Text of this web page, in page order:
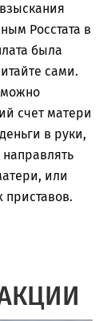
Росстата в
была
сами.
счет матери
в руки,
или
приставов.